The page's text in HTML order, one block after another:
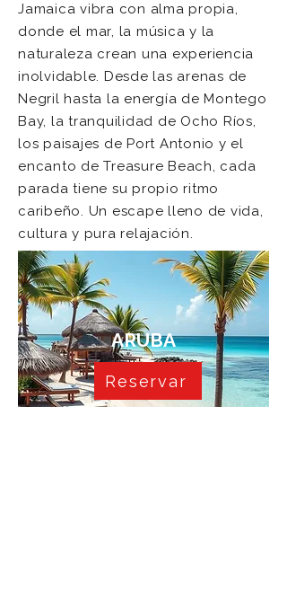
Jamaica vibra con alma propia,
donde el mar, la música y la
naturaleza crean una experiencia
inolvidable. Desde las arenas de
Negril hasta la energía de Montego
Bay, la tranquilidad de Ocho Ríos,
los paisajes de Port Antonio y el
encanto de Treasure Beach, cada
parada tiene su propio ritmo
caribeño. Un escape lleno de vida,
cultura y pura relajación.
ARUBA
Reservar